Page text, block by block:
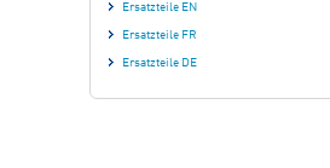
Ersatzteile EN
Ersatzteile FR
Ersatzteile DE